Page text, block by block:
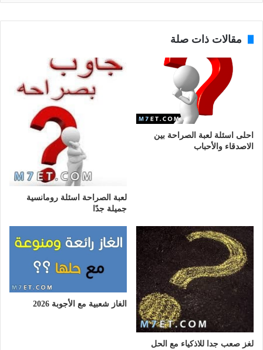
مقالات ذات صلة
احلى اسئلة لعبة الصراحة بين
الاصدقاء والأحباب
لعبة الصراحة اسئلة رومانسية
جميلة جدًا
لغز صعب جدا للاذكياء مع الحل
الغاز شعبية مع الأجوبة 2026